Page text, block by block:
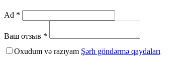
Ad *
Ваш отзыв *
Oxudum və razıyam Şərh göndərmə qaydaları